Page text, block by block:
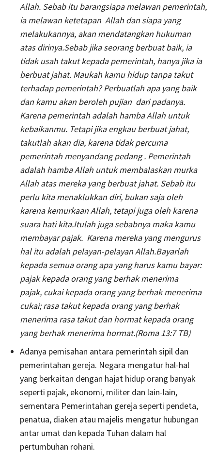
Allah. Sebab itu barangsiapa melawan pemerintah,
ia melawan ketetapan Allah dan siapa yang
melakukannya, akan mendatangkan hukuman
atas dirinya.Sebab jika seorang berbuat baik, ia
tidak usah takut kepada pemerintah, hanya jika ia
berbuat jahat. Maukah kamu hidup tanpa takut
terhadap pemerintah? Perbuatlah apa yang baik
dan kamu akan beroleh pujian dari padanya.
Karena pemerintah adalah hamba Allah untuk
kebaikanmu. Tetapi jika engkau berbuat jahat,
takutlah akan dia, karena tidak percuma
pemerintah menyandang pedang . Pemerintah
adalah hamba Allah untuk membalaskan murka
Allah atas mereka yang berbuat jahat. Sebab itu
perlu kita menaklukkan diri, bukan saja oleh
karena kemurkaan Allah, tetapi juga oleh karena
suara hati kita.Itulah juga sebabnya maka kamu
membayar pajak. Karena mereka yang mengurus
hal itu adalah pelayan-pelayan Allah.Bayarlah
kepada semua orang apa yang harus kamu bayar:
pajak kepada orang yang berhak menerima
pajak, cukai kepada orang yang berhak menerima
cukai; rasa takut kepada orang yang berhak
menerima rasa takut dan hormat kepada orang
yang berhak menerima hormat.(Roma 13:7 TB)
Adanya pemisahan antara pemerintah sipil dan
pemerintahan gereja. Negara mengatur hal-hal
yang berkaitan dengan hajat hidup orang banyak
seperti pajak, ekonomi, militer dan lain-lain,
sementara Pemerintahan gereja seperti pendeta,
penatua, diaken atau majelis mengatur hubungan
antar umat dan kepada Tuhan dalam hal
pertumbuhan rohani.